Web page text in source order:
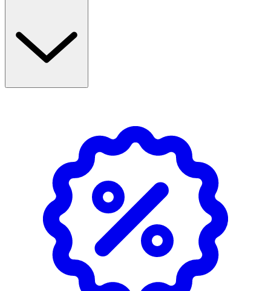
benstommens normala funktion och bidrar till bildandet
av kroppens bindväv.
Användning & Dosering
- Rekommenderad daglig dos: 1 kapsel dagligen i
- Kosttillskott bör inte användas som alternativ till en
- Förvara i rumstemperatur, väl försluten och utom
räckhåll för små barn. Ej direkt i solljus.
- Kan ej användas av gravida och ammande.
INNEHÅLLSDEKLARATION 1 Kapsel %DRI*
250 mg